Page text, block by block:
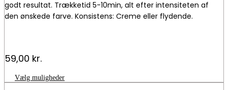
godt resultat. Trækketid 5-10min, alt efter intensiteten af
den ønskede farve. Konsistens: Creme eller flydende.
59,00 kr.
Vælg muligheder
vare